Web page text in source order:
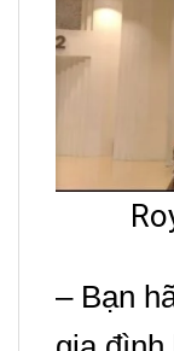
– Bạn